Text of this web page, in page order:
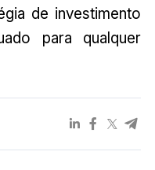
de investimento
para qualquer